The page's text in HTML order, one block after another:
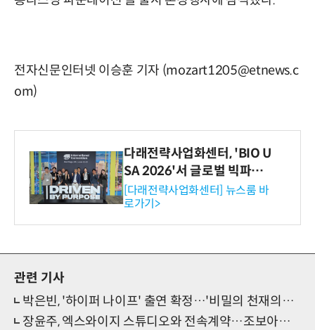
전자신문인터넷 이승훈 기자 (mozart1205@etnews.c
om)
다래전략사업화센터, 'BIO U
SA 2026'서 글로벌 빅파마
와의 비즈니스 미팅 지원…K
-바이오 해외 진출 교두보 확
보
[다래전략사업화센터] 뉴스룸 바
로가기>
관련 기사
박은빈, '하이퍼 나이프' 출연 확정…'비밀의 천재의사' 변신
장윤주, 엑스와이지 스튜디오와 전속계약…조보아와 한 식구